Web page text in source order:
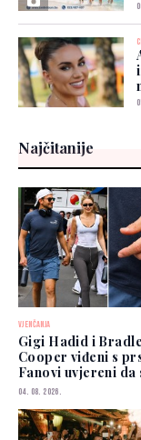
Najčitanije
VJENČANJA
Gigi Hadid i
Cooper viđeni s
Fanovi uvjereni da
vjenčali
04. 08. 2026.